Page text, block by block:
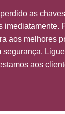
as
imediatamente.
aos melhores
segurança.
aos